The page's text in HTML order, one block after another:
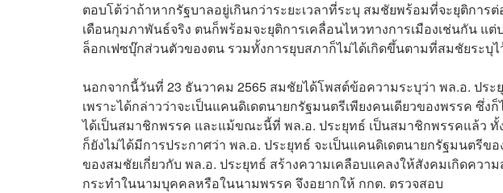
ตอบโต้ว่าถ้าหากรัฐบาลอยู่เกินกว่าระยะเวลาที่ระบุ สมชัยพร้อมที่จะยุติการ
เดือนกุมภาพันธ์จริง ตนก็พร้อมจะยุติการเคลื่อนไหวทางการเมืองเช่นกัน แ
ล็อกเฟซบุ๊กส่วนตัวของตน รวมทั้งการยุบสภาก็ไม่ได้เกิดขึ้นตามที่สมชัยระบุไ
นอกจากนี้วันที่ 23 ธันวาคม 2565 สมชัยได้โพสต์ข้อความระบุว่า พล.อ. ปร
เพราะได้กล่าวว่าจะเป็นแคนดิเดตนายกรัฐมนตรีเพียงคนเดียวของพรรค ซึ่
ได้เป็นสมาชิกพรรค และแม้ขณะนี้ที่ พล.อ. ประยุทธ์ เป็นสมาชิกพรรคแล้ว
ก็ยังไม่ได้มีการประกาศว่า พล.อ. ประยุทธ์ จะเป็นแคนดิเดตนายกรัฐมนตรีข
ของสมชัยเกี่ยวกับ พล.อ. ประยุทธ์ สร้างความเคลือบแคลงให้สังคมเกิดควา
กระทำในนามบุคคลหรือในนามพรรค จึงอยากให้ กกต. ตรวจสอบ